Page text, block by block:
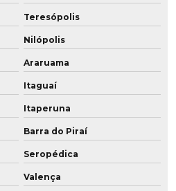
grafeno
Teresópolis
Nilópolis
Araruama
Itaguaí
Itaperuna
Barra do Piraí
Seropédica
Valença